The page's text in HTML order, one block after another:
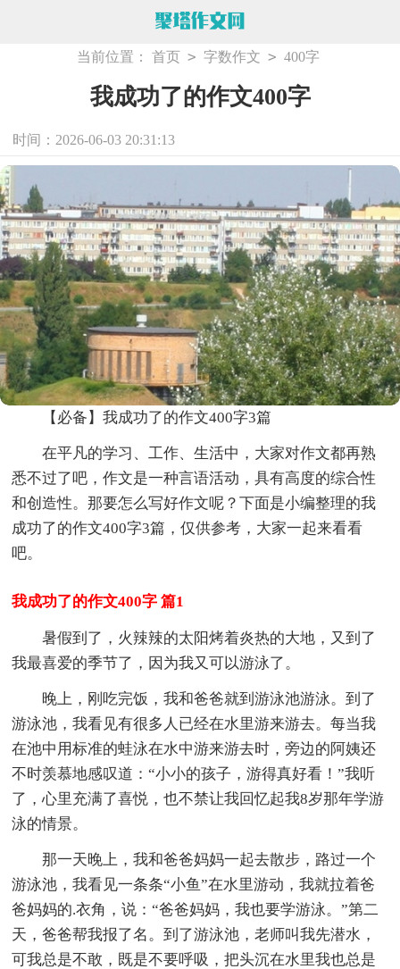
当前位置： 首页 > 字数作文 > 400字
我成功了的作文400字
时间：2026-06-03 20:31:13
【必备】我成功了的作文400字3篇
在平凡的学习、工作、生活中，大家对作文都再熟
悉不过了吧，作文是一种言语活动，具有高度的综合性
和创造性。那要怎么写好作文呢？下面是小编整理的我
成功了的作文400字3篇，仅供参考，大家一起来看看
吧。
我成功了的作文400字 篇1
暑假到了，火辣辣的太阳烤着炎热的大地，又到了
我最喜爱的季节了，因为我又可以游泳了。
晚上，刚吃完饭，我和爸爸就到游泳池游泳。到了
游泳池，我看见有很多人已经在水里游来游去。每当我
在池中用标准的蛙泳在水中游来游去时，旁边的阿姨还
不时羡慕地感叹道：“小小的孩子，游得真好看！”我听
了，心里充满了喜悦，也不禁让我回忆起我8岁那年学游
泳的情景。
那一天晚上，我和爸爸妈妈一起去散步，路过一个
游泳池，我看见一条条“小鱼”在水里游动，我就拉着爸
爸妈妈的.衣角，说：“爸爸妈妈，我也要学游泳。”第二
天，爸爸帮我报了名。到了游泳池，老师叫我先潜水，
可我总是不敢，既是不要呼吸，把头沉在水里我也总是